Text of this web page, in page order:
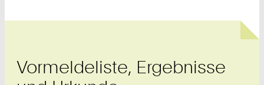
Vormeldeliste, Ergebnisse